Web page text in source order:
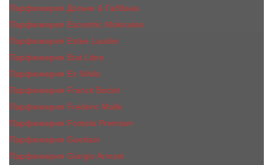
Парфюмерия Дольче & Габбана
Парфюмерия Escentric Molecules
Парфюмерия Estee Lаudеr
Парфюмерия Etat Libre
Парфюмерия Ex Nihilo
Парфюмерия Franck Boclet
Парфюмерия Frеderic Mаlle
Парфюмерия Fontela Premium
Парфюмерия Guerlain
Парфюмерия Giorgio Armani